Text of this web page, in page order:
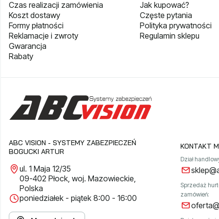
Czas realizacji zamówienia
Koszt dostawy
Formy płatności
Reklamacje i zwroty
Gwarancja
Rabaty
Jak kupować?
Częste pytania
Polityka prywatności
Regulamin sklepu
ABC VISION - SYSTEMY ZABEZPIECZEŃ
BOGUCKI ARTUR
ul. 1 Maja 12/35
09-402 Płock, woj. Mazowieckie,
Polska
poniedziałek - piątek 8:00 - 16:00
KONTAKT
Dział
Sprzedaż
zamówień: